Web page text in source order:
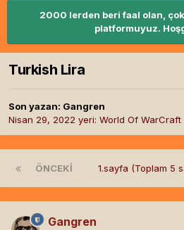
2000 lerden beri faal olan,
platformuyuz.
Turkish Lira
Son yazan: Gangren
Nisan 29, 2022 yeri: World Of WarCraft
ÖNCEKI 1.sayfa (Toplam 5
Gangren